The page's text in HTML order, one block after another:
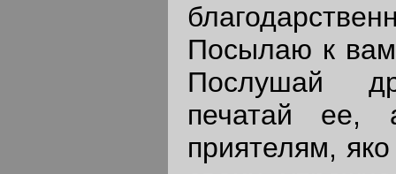
Посылаю к вам
Послушай
печатай ее,
приятелям,